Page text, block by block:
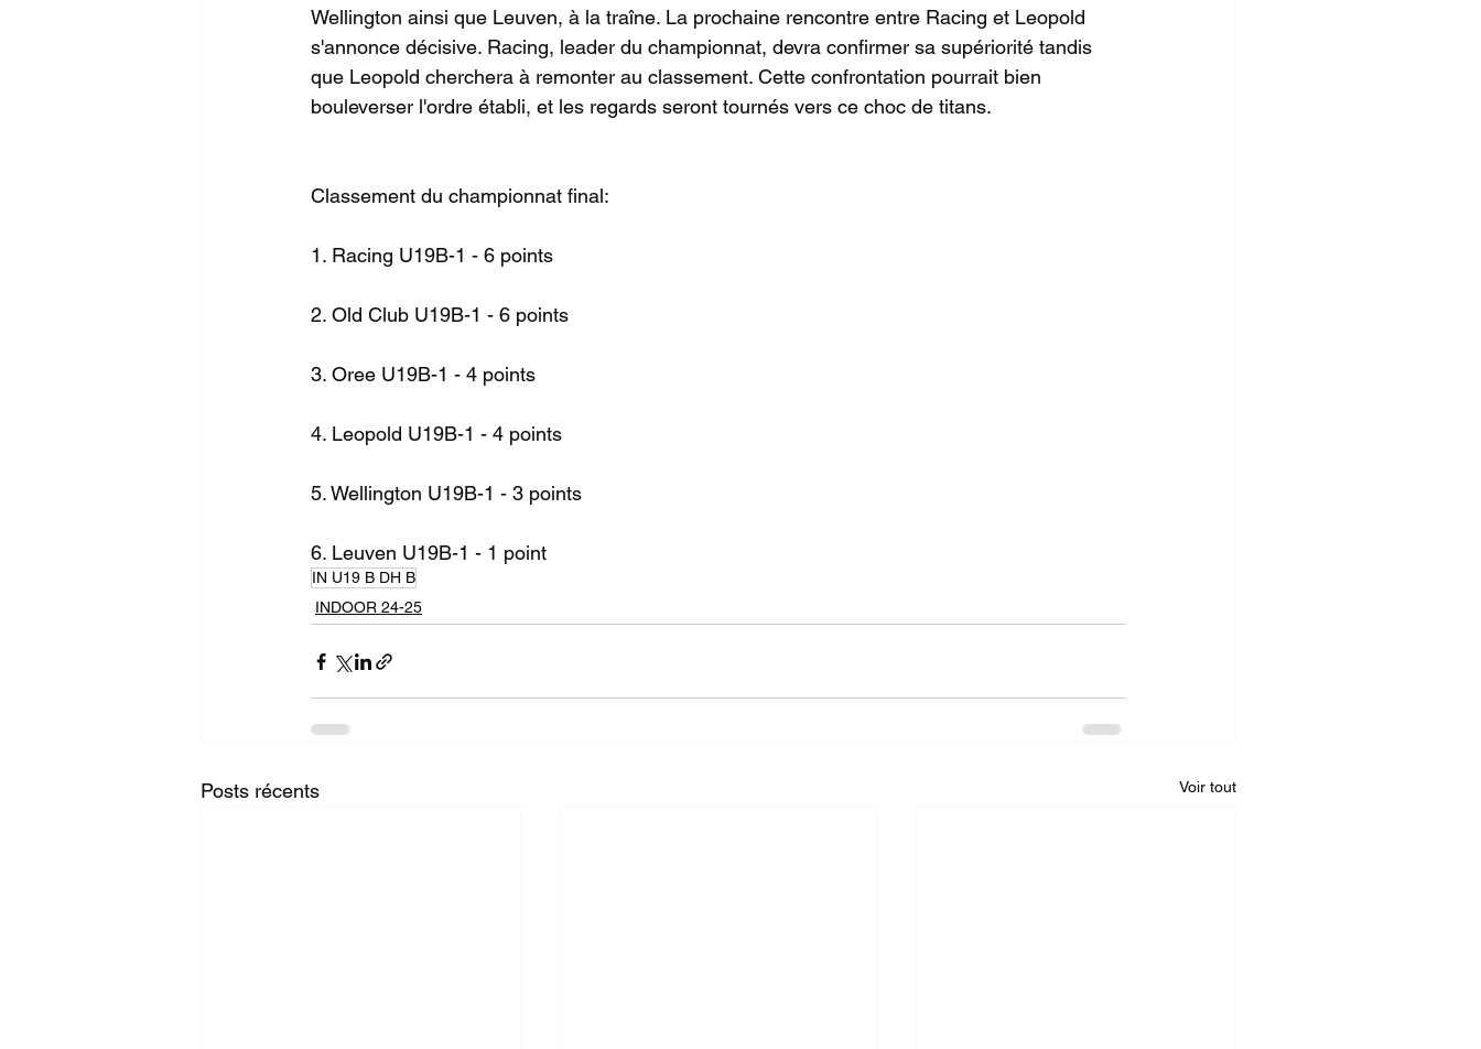
Wellington ainsi que Leuven, à la traîne. La prochaine rencontre entre Racing et Leopold
s'annonce décisive. Racing, leader du championnat, devra confirmer sa supériorité tandis
que Leopold cherchera à remonter au classement. Cette confrontation pourrait bien
bouleverser l'ordre établi, et les regards seront tournés vers ce choc de titans.
Classement du championnat final:
1. Racing U19B-1 - 6 points
2. Old Club U19B-1 - 6 points
3. Oree U19B-1 - 4 points
4. Leopold U19B-1 - 4 points
5. Wellington U19B-1 - 3 points
6. Leuven U19B-1 - 1 point
IN U19 B DH B
INDOOR 24-25
Posts récents Voir tout